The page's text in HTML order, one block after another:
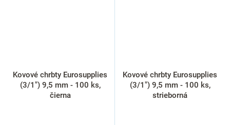
Kovové chrbty Eurosupplies
(3/1") 9,5 mm - 100 ks,
čierna
Kovové chrbty Eurosupplies
(3/1") 9,5 mm - 100 ks,
strieborná